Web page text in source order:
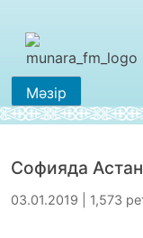
Мәзір
Софияда
03.01.2019 | 1,573